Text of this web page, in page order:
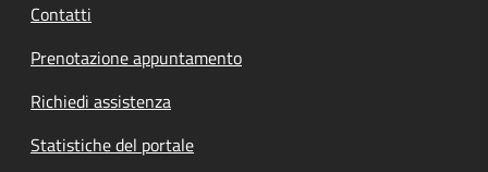
Contatti
Prenotazione appuntamento
Richiedi assistenza
Statistiche del portale